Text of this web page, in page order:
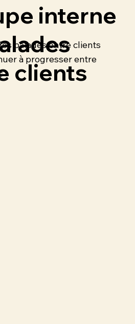
interne
clients
balades entre clients
à progresser entre